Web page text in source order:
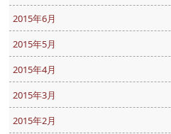
2015年6月
2015年5月
2015年4月
2015年3月
2015年2月